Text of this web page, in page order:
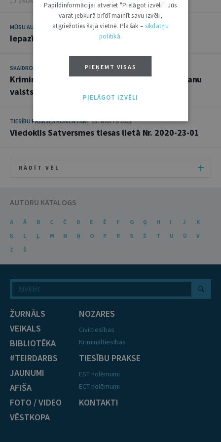
MŪSU AUTORS 19. OKTOBRIS 2021
Iepazīstieties: JV autors Jānis Baumanis
SKAIDROJUMI. VIEDOKĻI 6. JŪLIJS 2021
Krimināltiesisks novērtējums par labuma došanu
valsts amatpersonai
TIESĪBU PRAKSES KOMENTĀRI 23. MARTS 2021
Viedoklis Satversmes tiesas lietā Nr. 2020-23-01
RĀDĪT VĒL
AUTORU KATALOGS
A Ā B C Č D E Ē F G Ģ H I J
K
Ķ
L Ļ M N Ņ O P R S Š T U Ū
V
Z
Ž
ŽURNĀLS
VEIKALS
BIBLIOTĒKA
#TEIRDARBS
JAUNUMI
AFIŠA
FOTO / VIDEO
VĒSTKOPA
NOZARES
Civiltiesības
Krimināltiesības
TIESĪBU PRAKSE
EST nolēmumi
ECT nolēmumi
KONTAKTI
Papildinformācijai atveriet "Pielāgot izvēli". Jūs
varat jebkurā brīdī mainīt savu izvēli,
atgriežoties šajā vietnē. Plašāk – sīkdatņu
politikā.
PIEŅEMT VISAS
PIELĀGOT IZVĒLI